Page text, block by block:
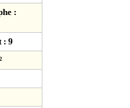
:
: 9